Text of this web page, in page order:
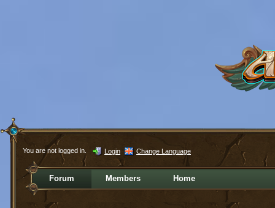
You are not logged in. Login Change Language
Forum Members Home